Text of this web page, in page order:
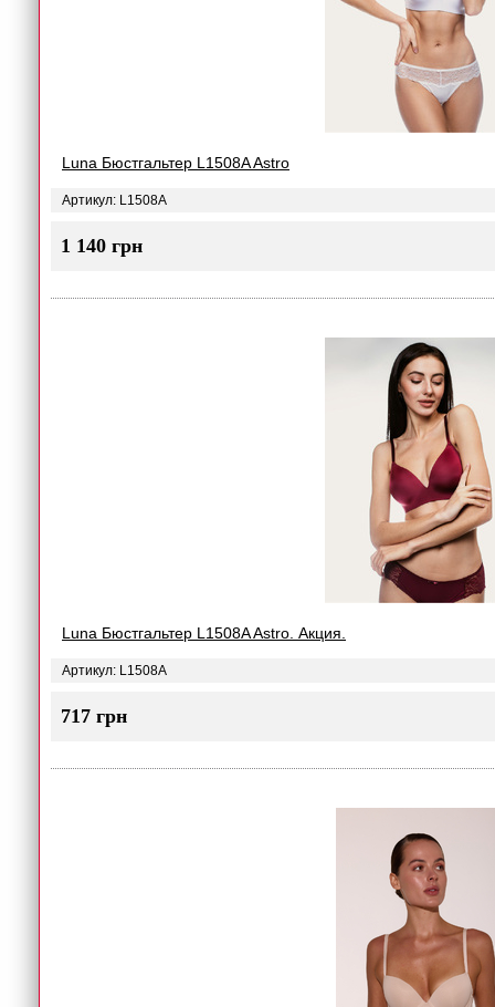
Luna Бюстгальтер L1508A Astro
Артикул: L1508A
1 140 грн
Luna Бюстгальтер L1508A Astro. Акция.
Артикул: L1508A
717 грн